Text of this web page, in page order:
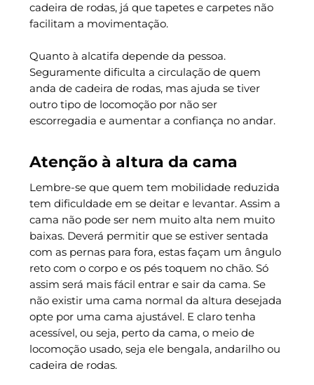
cadeira de rodas, já que tapetes e carpetes não
facilitam a movimentação.
Quanto à alcatifa depende da pessoa.
Seguramente dificulta a circulação de quem
anda de cadeira de rodas, mas ajuda se tiver
outro tipo de locomoção por não ser
escorregadia e aumentar a confiança no andar.
Atenção à altura da cama
Lembre-se que quem tem mobilidade reduzida
tem dificuldade em se deitar e levantar. Assim a
cama não pode ser nem muito alta nem muito
baixas. Deverá permitir que se estiver sentada
com as pernas para fora, estas façam um ângulo
reto com o corpo e os pés toquem no chão. Só
assim será mais fácil entrar e sair da cama. Se
não existir uma cama normal da altura desejada
opte por uma cama ajustável. E claro tenha
acessível, ou seja, perto da cama, o meio de
locomoção usado, seja ele bengala, andarilho ou
cadeira de rodas.